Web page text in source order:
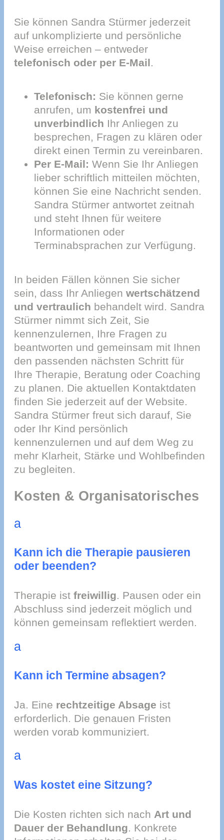
Sie können Sandra Stürmer jederzeit
auf unkomplizierte und persönliche
Weise erreichen – entweder
telefonisch oder per E-Mail
Telefonisch: Sie können gerne
anrufen, um kostenfrei und
unverbindlich Ihr Anliegen zu
besprechen, Fragen zu klären oder
direkt einen Termin zu vereinbaren.
Per E-Mail: Wenn Sie Ihr Anliegen
lieber schriftlich mitteilen möchten,
können Sie eine Nachricht senden.
Sandra Stürmer antwortet zeitnah
und steht Ihnen für weitere
Informationen oder
Terminabsprachen zur Verfügung.
In beiden Fällen können Sie sicher
sein, dass Ihr Anliegen wertschätzend
und vertraulich behandelt wird. Sandra
Stürmer nimmt sich Zeit, Sie
kennenzulernen, Ihre Fragen zu
beantworten und gemeinsam mit Ihnen
den passenden nächsten Schritt für
Ihre Therapie, Beratung oder Coaching
zu planen. Die aktuellen Kontaktdaten
finden Sie jederzeit auf der Website.
Sandra Stürmer freut sich darauf, Sie
oder Ihr Kind persönlich
kennenzulernen und auf dem Weg zu
mehr Klarheit, Stärke und Wohlbefinden
zu begleiten.
Kosten & Organisatorisches
a
Kann ich die Therapie pausieren
oder beenden?
Therapie ist freiwillig. Pausen oder ein
Abschluss sind jederzeit möglich und
können gemeinsam reflektiert werden.
a
Kann ich Termine absagen?
Ja. Eine rechtzeitige Absage ist
erforderlich. Die genauen Fristen
werden vorab kommuniziert.
a
Was kostet eine Sitzung?
Die Kosten richten sich nach Art und
Dauer der Behandlung. Konkrete